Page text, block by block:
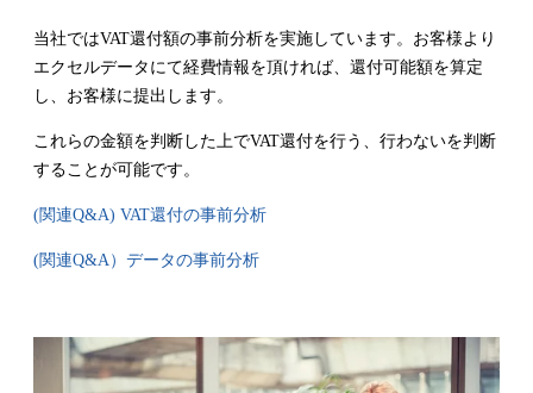
当社ではVAT還付額の事前分析を実施しています。お客様より
エクセルデータにて経費情報を頂ければ、還付可能額を算定
し、お客様に提出します。
これらの金額を判断した上でVAT還付を行う、行わないを判断
することが可能です。
(関連Q&A) VAT還付の事前分析
(関連Q&A）データの事前分析